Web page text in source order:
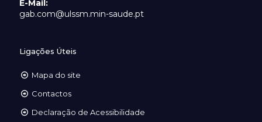
E-Mail:
gab.com@ulssm.min-saude.pt
Ligações Úteis
Mapa do site
Contactos
Declaração de Acessibilidade